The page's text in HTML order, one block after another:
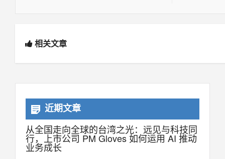
相关文章
近期文章
从全国走向全球的台湾之光：远见与科技同
行，上市公司 PM Gloves 如何运用 AI 推动
业务成长